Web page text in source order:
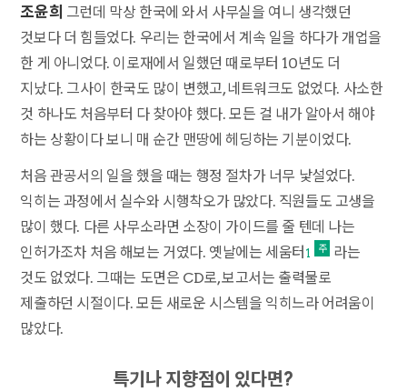
조윤희 그런데 막상 한국에 와서 사무실을 여니 생각했던
것보다 더 힘들었다. 우리는 한국에서 계속 일을 하다가 개업을
한 게 아니었다. 이로재에서 일했던 때로부터 10년도 더
지났다. 그사이 한국도 많이 변했고, 네트워크도 없었다. 사소한
것 하나도 처음부터 다 찾아야 했다. 모든 걸 내가 알아서 해야
하는 상황이다 보니 매 순간 맨땅에 헤딩하는 기분이었다.
처음 관공서의 일을 했을 때는 행정 절차가 너무 낯설었다.
익히는 과정에서 실수와 시행착오가 많았다. 직원들도 고생을
많이 했다. 다른 사무소라면 소장이 가이드를 줄 텐데 나는
인허가조차 처음 해보는 거였다. 옛날에는 세움터 1
라는
것도 없었다. 그때는 도면은 CD로, 보고서는 출력물로
제출하던 시절이다. 모든 새로운 시스템을 익히느라 어려움이
많았다.
특기나 지향점이 있다면?